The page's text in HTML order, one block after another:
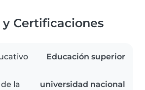
Certificaciones
Educación superior
la
universidad nacional